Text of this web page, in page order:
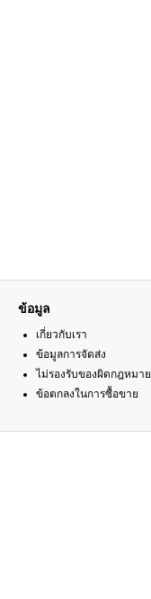
ข้อมูล
เกี่ยวกับเรา
ข้อมูลการจัดส่ง
ไม่รองรับของผิดกฎหมาย
ข้อตกลงในการซื้อขาย